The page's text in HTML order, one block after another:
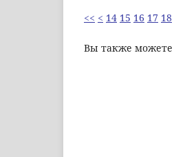
<< < 14 15 16 17 18
Вы также можете